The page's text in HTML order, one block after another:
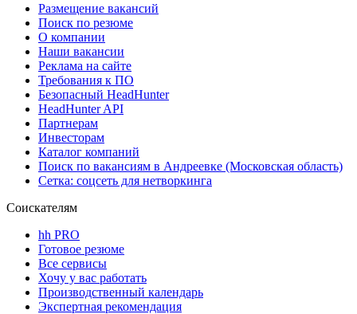
Размещение вакансий
Поиск по резюме
О компании
Наши вакансии
Реклама на сайте
Требования к ПО
Безопасный HeadHunter
HeadHunter API
Партнерам
Инвесторам
Каталог компаний
Поиск по вакансиям в Андреевке (Московская область)
Сетка: соцсеть для нетворкинга
Соискателям
hh PRO
Готовое резюме
Все сервисы
Хочу у вас работать
Производственный календарь
Экспертная рекомендация